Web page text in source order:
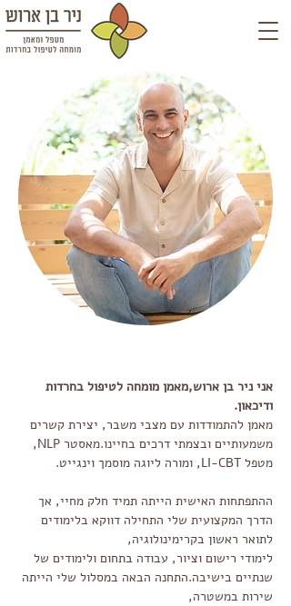
אני ניר בן ארוש,מאמן מומחה לטיפול בחרדות
ודיכאון.
מאמן להתמודדות עם מצבי משבר, יצירת קשרים
משמעותיים ובצמתי דרכים בחיינו.
מאסטר NLP,
מטפל LI-CBT, ומורה ליוגה מוסמך וינגייט.
ההתפתחות האישית הייתה תמיד חלק מחיי, אך
הדרך המקצועית שלי התחילה דווקא בלימודים
לתואר ראשון בקרימינולוגיה,
לימודי רישום וציור, עבודה בתחום ולימודים של
שנתיים בישיבה.התחנה הבאה במסלול שלי הייתה
שירות במשטרה,